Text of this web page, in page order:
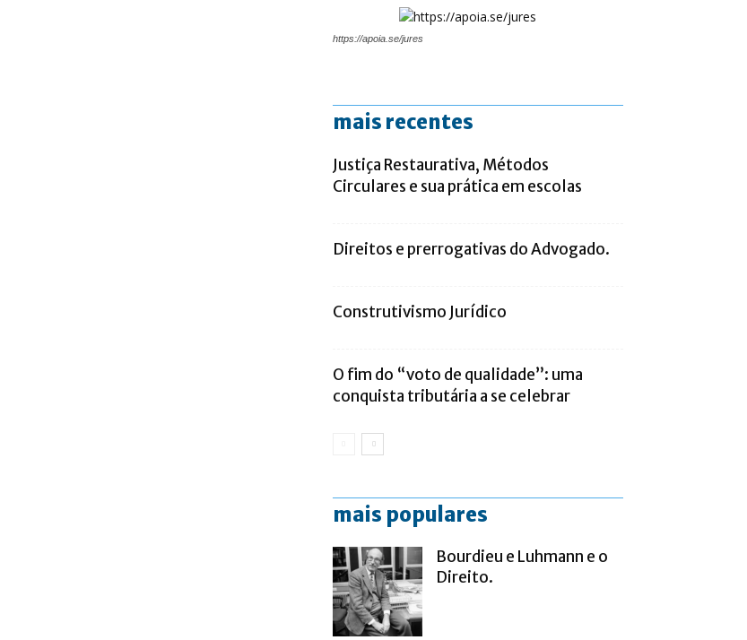
https://apoia.se/jures
mais recentes
Justiça Restaurativa, Métodos
Circulares e sua prática em escolas
Direitos e prerrogativas do Advogado.
Construtivismo Jurídico
O fim do “voto de qualidade”: uma
conquista tributária a se celebrar
mais populares
Bourdieu e Luhmann e o
Direito.